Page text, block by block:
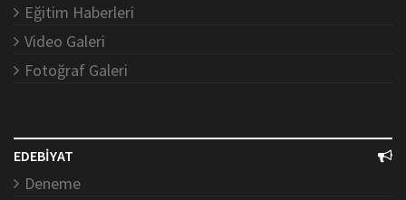
Eğitim Haberleri
Video Galeri
Fotoğraf Galeri
EDEBİYAT
Deneme